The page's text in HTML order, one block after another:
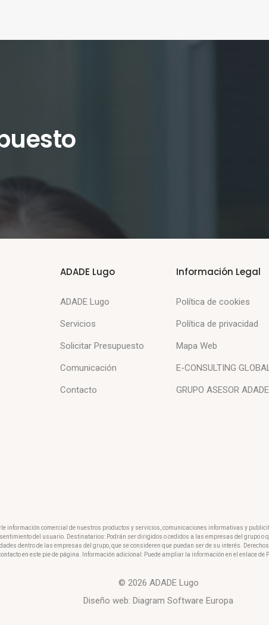
ADADE Lugo
ADADE Lugo
Servicios
Solicitar Presupuesto
Comunicación
Contacto
Información Legal
Política de cookies
Política de privacidad
Mapa Web
E-CONSULTING
GRUPO ASESOR ADADE
información comercial de nuestros productos y servicios, comunicaciones informativas y
del usuario. Destinatarios: Podrán ser dirigidos o cedidos a las empresas del grupo
dentro de las empresas del grupo, que se consideren que puedan ser de su interés.
en este pie de página. Información adicional: Puede ampliar la información en el enlace de
© 2026 ADADE Lugo
Diseño web: Diagram Software Europa